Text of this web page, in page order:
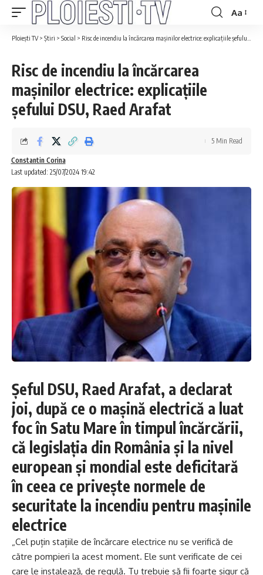
Aa
Ploiești TV> Știri > Social > Risc de incendiu la încărcarea mașinilor electrice: explicațiile șefului DSU, Raed Arafat
Risc de incendiu la încărcarea
mașinilor electrice: explicațiile
șefului DSU, Raed Arafat
Last updated: 25/07/2024 19:42
Constantin Corina
5 Min Read
Șeful DSU, Raed Arafat, a declarat
joi, după ce o mașină electrică a luat
foc în Satu Mare în timpul încărcării,
că legislația din România și la nivel
european și mondial este deficitară
în ceea ce privește normele de
securitate la incendiu pentru mașinile
electrice
„Cel puțin stațiile de încărcare electrice nu se verifică de
către pompieri la acest moment. Ele sunt verificate de cei
care le instalează, de regulă. Tu trebuie să fii foarte sigur că